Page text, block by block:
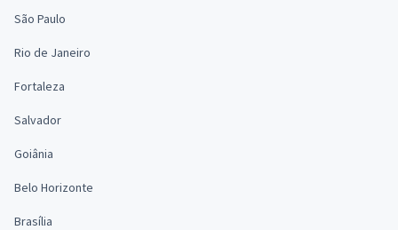
São Paulo
Rio de Janeiro
Fortaleza
Salvador
Goiânia
Belo Horizonte
Brasília